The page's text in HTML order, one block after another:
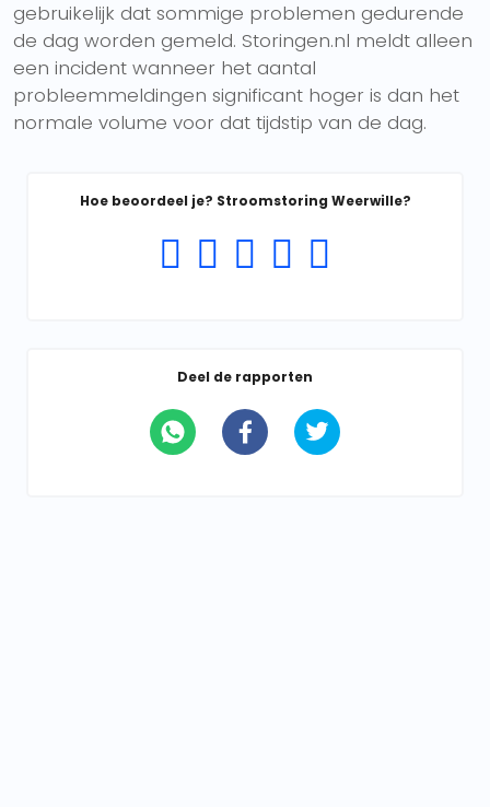
gebruikelijk dat sommige problemen gedurende
de dag worden gemeld. Storingen.nl meldt alleen
een incident wanneer het aantal
probleemmeldingen significant hoger is dan het
normale volume voor dat tijdstip van de dag.
Hoe beoordeel je? Stroomstoring Weerwille?
Deel de rapporten